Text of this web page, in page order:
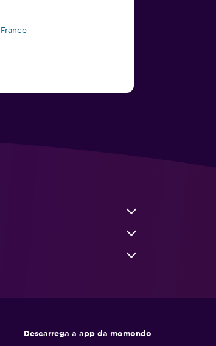
Descarrega a app da momondo